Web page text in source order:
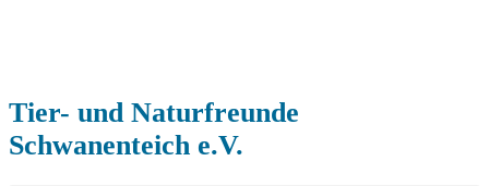
Tier- und Naturfreunde
Schwanenteich e.V.